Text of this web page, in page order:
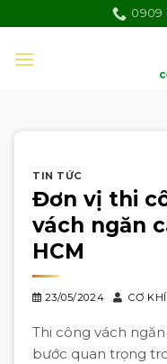
content
0909
TIN TỨC
Đơn vị thi
vách ngăn
HCM
23/05/2024 CƠ
Thi công vách
bước quan trọng